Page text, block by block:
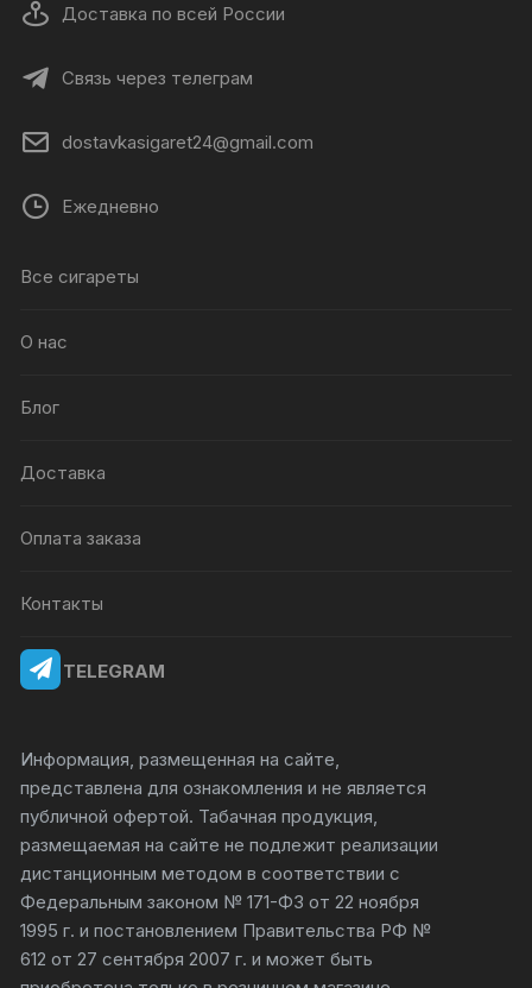
Доставка по всей России
Связь через телеграм
dostavkasigaret24@gmail.com
Ежедневно
Все сигареты
О нас
Блог
Доставка
Оплата заказа
Контакты
TELEGRAM
Информация, размещенная на сайте,
представлена для ознакомления и не является
публичной офертой. Табачная продукция,
размещаемая на сайте не подлежит реализации
дистанционным методом в соответствии с
Федеральным законом № 171-ФЗ от 22 ноября
1995 г. и постановлением Правительства РФ №
612 от 27 сентября 2007 г. и может быть